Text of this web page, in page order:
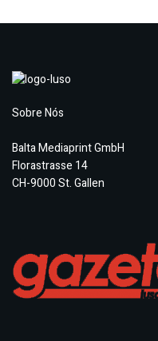
Sobre Nós
Balta Mediaprint GmbH
Florastrasse 14
CH-9000 St. Gallen